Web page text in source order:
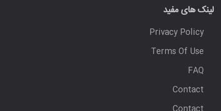
لینک های مفید
Privacy Policy
Terms Of Use
FAQ
Contact